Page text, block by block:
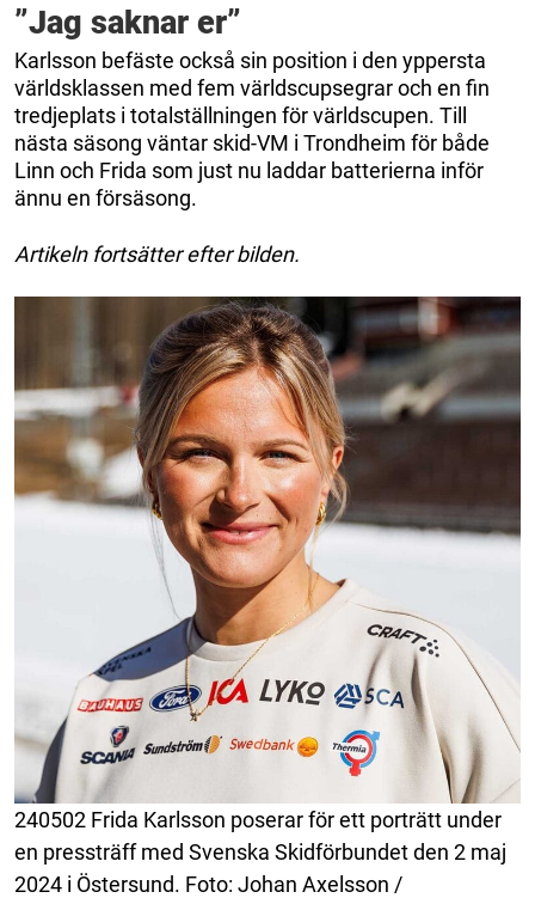
”Jag saknar er”
Karlsson befäste också sin position i den yppersta
världsklassen med fem världscupsegrar och en fin
tredjeplats i totalställningen för världscupen. Till
nästa säsong väntar skid-VM i Trondheim för både
Linn och Frida som just nu laddar batterierna inför
ännu en försäsong.
Artikeln fortsätter efter bilden.
240502 Frida Karlsson poserar för ett porträtt under
en pressträff med Svenska Skidförbundet den 2 maj
2024 i Östersund. Foto: Johan Axelsson /